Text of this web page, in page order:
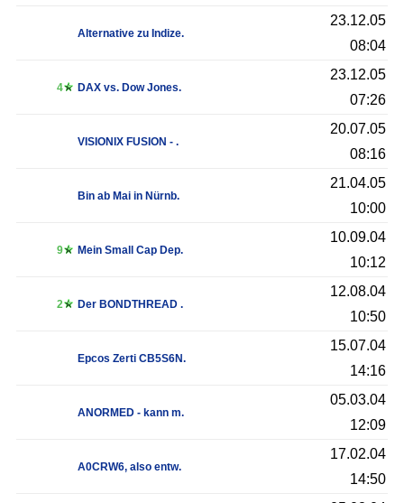
Alternative zu Indize.
23.12.05
08:04
4 DAX vs. Dow Jones.
23.12.05
07:26
VISIONIX FUSION - .
20.07.05
08:16
Bin ab Mai in Nürnb.
21.04.05
10:00
9 Mein Small Cap Dep.
10.09.04
10:12
2 Der BONDTHREAD .
12.08.04
10:50
Epcos Zerti CB5S6N.
15.07.04
14:16
ANORMED - kann m.
05.03.04
12:09
A0CRW6, also entw.
17.02.04
14:50